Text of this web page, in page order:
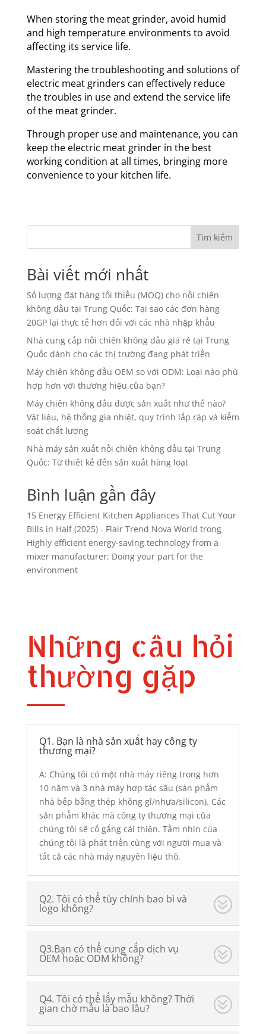
When storing the meat grinder, avoid humid
and high temperature environments to avoid
affecting its service life.
Mastering the troubleshooting and solutions of
electric meat grinders can effectively reduce
the troubles in use and extend the service life
of the meat grinder.
Through proper use and maintenance, you can
keep the electric meat grinder in the best
working condition at all times, bringing more
convenience to your kitchen life.
Tìm kiếm
Bài viết mới nhất
Số lượng đặt hàng tối thiểu (MOQ) cho nồi chiên
không dầu tại Trung Quốc: Tại sao các đơn hàng
20GP lại thực tế hơn đối với các nhà nhập khẩu
Nhà cung cấp nồi chiên không dầu giá rẻ tại Trung
Quốc dành cho các thị trường đang phát triển
Máy chiên không dầu OEM so với ODM: Loại nào phù
hợp hơn với thương hiệu của bạn?
Máy chiên không dầu được sản xuất như thế nào?
Vật liệu, hệ thống gia nhiệt, quy trình lắp ráp và kiểm
soát chất lượng
Nhà máy sản xuất nồi chiên không dầu tại Trung
Quốc: Từ thiết kế đến sản xuất hàng loạt
Bình luận gần đây
15 Energy Efficient Kitchen Appliances That Cut Your
Bills in Half (2025) - Flair Trend Nova World trong
Highly efficient energy-saving technology from a
mixer manufacturer: Doing your part for the
environment
Những câu hỏi
thường gặp
Q1. Bạn là nhà sản xuất hay công ty
thương mại?
A: Chúng tôi có một nhà máy riêng trong hơn
10 năm và 3 nhà máy hợp tác sâu (sản phẩm
nhà bếp bằng thép không gỉ/nhựa/silicon). Các
sản phẩm khác mà công ty thương mại của
chúng tôi sẽ cố gắng cải thiện. Tầm nhìn của
chúng tôi là phát triển cùng với người mua và
tất cả các nhà máy nguyên liệu thô.
Q2. Tôi có thể tùy chỉnh bao bì và
logo không?
Q3.Bạn có thể cung cấp dịch vụ
OEM hoặc ODM không?
Q4. Tôi có thể lấy mẫu không? Thời
gian chờ mẫu là bao lâu?